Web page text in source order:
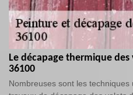
Le décapage thermique
36100
Nombreuses sont les